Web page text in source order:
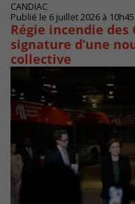
CANDIAC
Publié le 6 juillet 2026 à 10h45
Régie incendie des
signature d’une
collective